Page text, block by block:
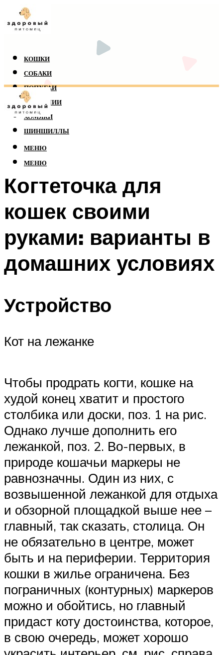
КОШКИ
СОБАКИ
ПОПУГАИ
РЕПТИЛИИ
ХОМЯКИ
ШИНШИЛЛЫ
МЕНЮ
МЕНЮ
Когтеточка для
кошек своими
руками: варианты в
домашних условиях
Устройство
Кот на лежанке
Чтобы продрать когти, кошке на
худой конец хватит и простого
столбика или доски, поз. 1 на рис.
Однако лучше дополнить его
лежанкой, поз. 2. Во-первых, в
природе кошачьи маркеры не
равнозначны. Один из них, с
возвышенной лежанкой для отдыха
и обзорной площадкой выше нее –
главный, так сказать, столица. Он
не обязательно в центре, может
быть и на периферии. Территория
кошки в жилье ограничена. Без
пограничных (контурных) маркеров
можно и обойтись, но главный
придаст коту достоинства, которое,
в свою очередь, может хорошо